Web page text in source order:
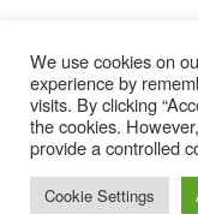
We use cookies on
experience by
visits. By clicking
the cookies.
provide a controlled
Cookie Settings